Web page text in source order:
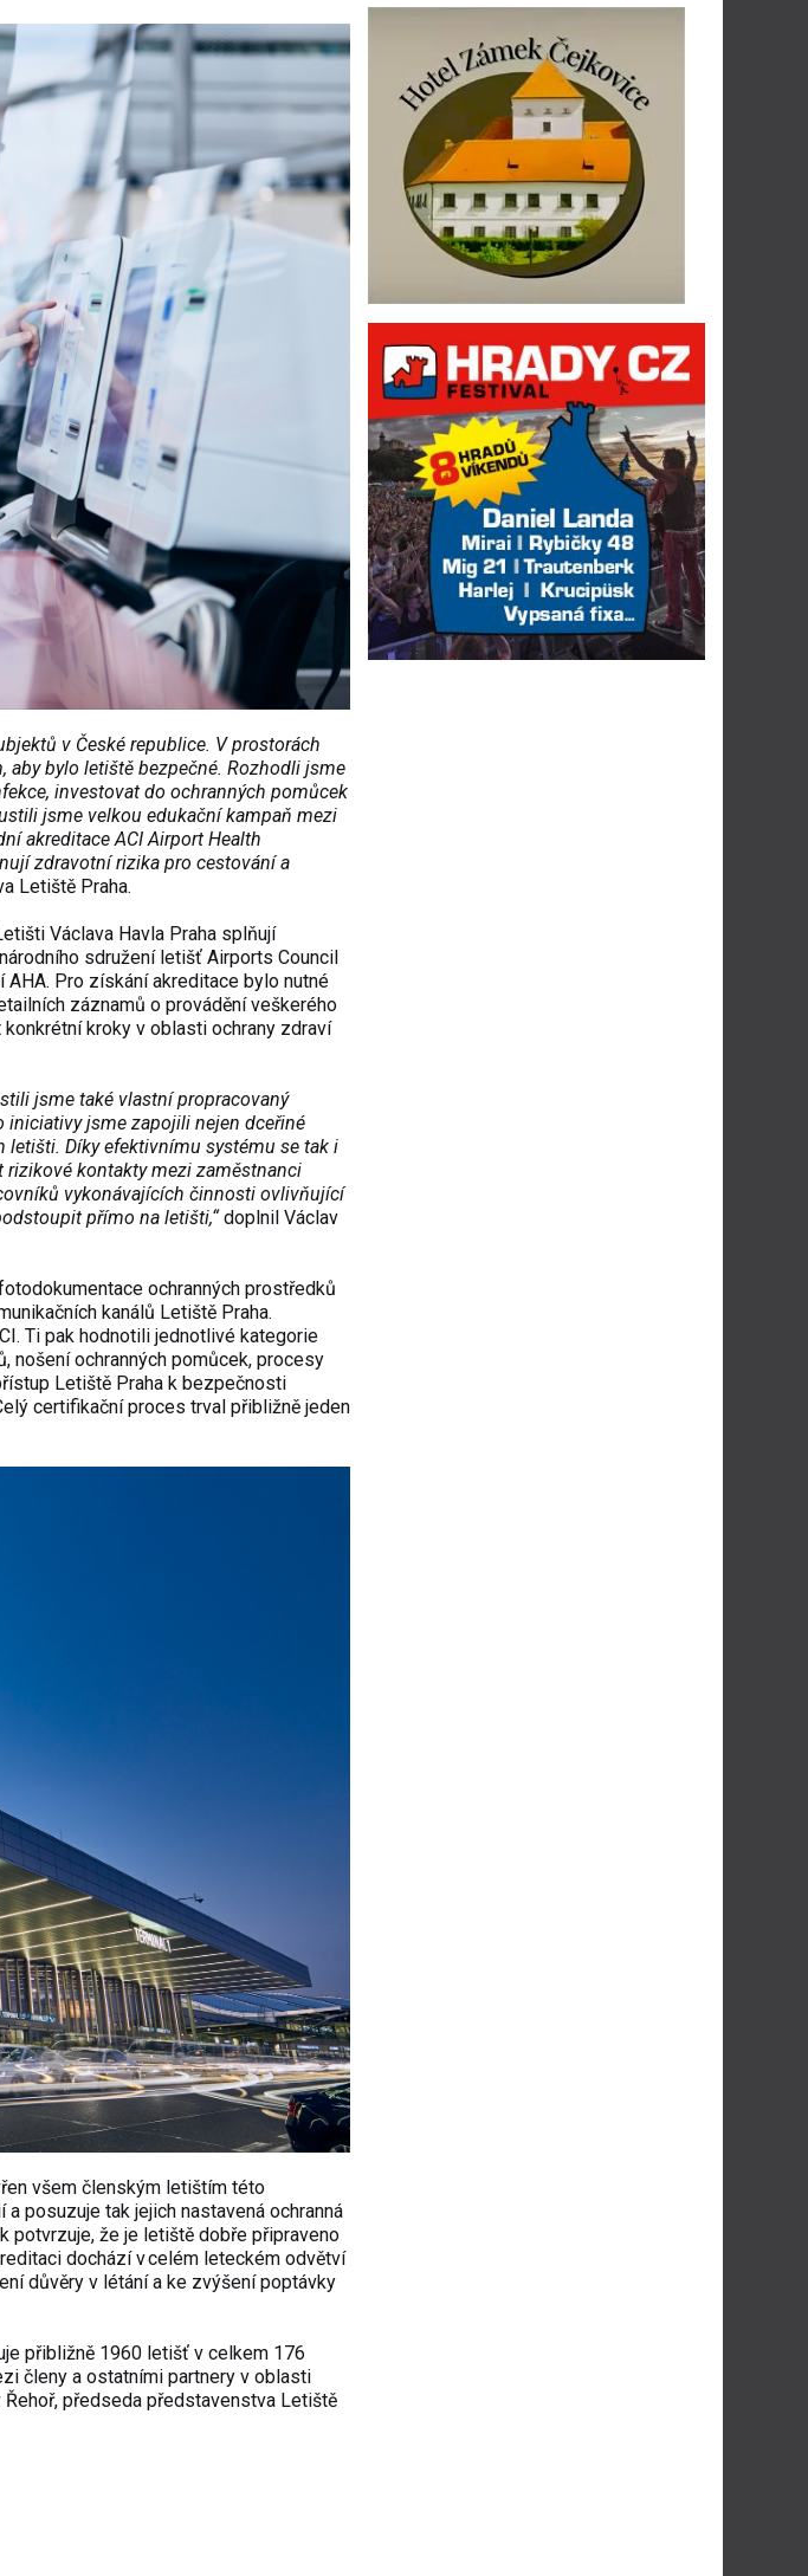
v České republice. V prostorách
bylo letiště bezpečné. Rozhodli jsme
investovat do ochranných pomůcek
jsme velkou edukační kampaň mezi
akreditace ACI Airport Health
zdravotní rizika pro cestování a
Letiště Praha.
Václava Havla Praha splňují
sdružení letišť Airports Council
Pro získání akreditace bylo nutné
záznamů o provádění veškerého
kroky v oblasti ochrany zdraví
jsme také vlastní propracovaný
iniciativy jsme zapojili nejen dceřiné
letišti. Díky efektivnímu systému se tak i
kontakty mezi zaměstnanci
vykonávajících činnosti ovlivňující
přímo na letišti,“doplnil Václav
ochranných prostředků
kanálů Letiště Praha.
Ti pak hodnotili jednotlivé kategorie
nošení ochranných pomůcek, procesy
Letiště Praha k bezpečnosti
certifikační proces trval přibližně jeden
všem členským letištím této
posuzuje tak jejich nastavená ochranná
potvrzuje, že je letiště dobře připraveno
dochází v celém leteckém odvětví
důvěry v létání a ke zvýšení poptávky
přibližně 1960 letišť v celkem 176
členy a ostatními partnery v oblasti
předseda představenstva Letiště